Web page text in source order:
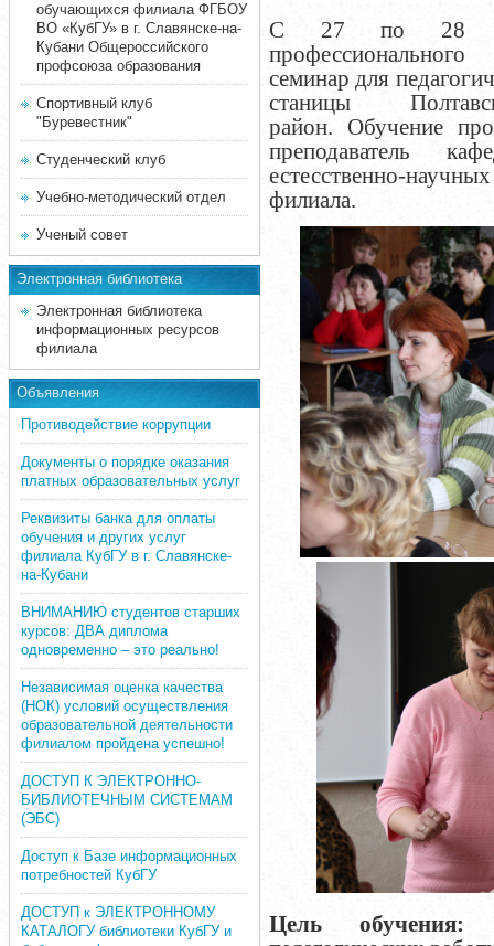
обучающихся филиала ФГБОУ
ВО «КубГУ» в г. Славянске-на-
Кубани Общероссийского
профсоюза образования
Спортивный клуб
"Буревестник"
Студенческий клуб
Учебно-методический отдел
Ученый совет
Электронная библиотека
Электронная библиотека
информационных ресурсов
филиала
Объявления
Противодействие коррупции
Документы о порядке оказания
платных образовательных услуг
Реквизиты банка для оплаты
обучения и других услуг
филиала КубГУ в г. Славянске-
на-Кубани
ВНИМАНИЮ студентов старших
курсов: ДВА диплома
одновременно – это реально!
Независимая оценка качества
(НОК) условий осуществления
образовательной деятельности
филиалом пройдена успешно!
ДОСТУП К ЭЛЕКТРОННО-
БИБЛИОТЕЧНЫМ СИСТЕМАМ
(ЭБС)
Доступ к Базе информационных
потребностей КубГУ
ДОСТУП к ЭЛЕКТРОННОМУ
КАТАЛОГУ библиотеки КубГУ и
С 27 по 28
семинар для
станицы
район. Обучение
преподаватель
естесственно-
филиала.
Цель обучения: